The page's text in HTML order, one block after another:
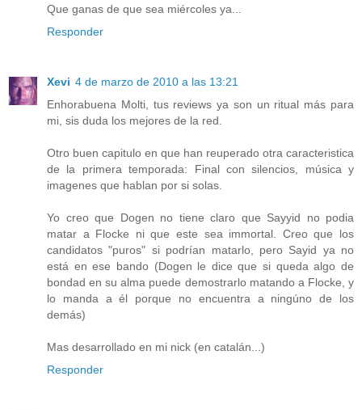
Que ganas de que sea miércoles ya...
Responder
Xevi 4 de marzo de 2010 a las 13:21
Enhorabuena Molti, tus reviews ya son un ritual más para
mi, sis duda los mejores de la red.
Otro buen capitulo en que han reuperado otra caracteristica
de la primera temporada: Final con silencios, música y
imagenes que hablan por si solas.
Yo creo que Dogen no tiene claro que Sayyid no podia
matar a Flocke ni que este sea immortal. Creo que los
candidatos "puros" si podrían matarlo, pero Sayid ya no
está en ese bando (Dogen le dice que si queda algo de
bondad en su alma puede demostrarlo matando a Flocke, y
lo manda a él porque no encuentra a ningúno de los
demás)
Mas desarrollado en mi nick (en catalán...)
Responder